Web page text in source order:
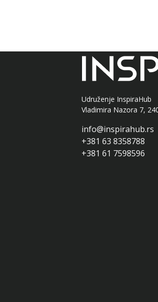
Udruženje InspiraHub
Vladimira Nazora 7,
info@inspirahub.rs
+381 63 8358788
+381 61 7598596